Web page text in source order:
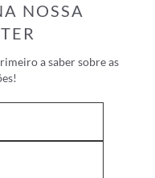
NOSSA
a saber sobre as